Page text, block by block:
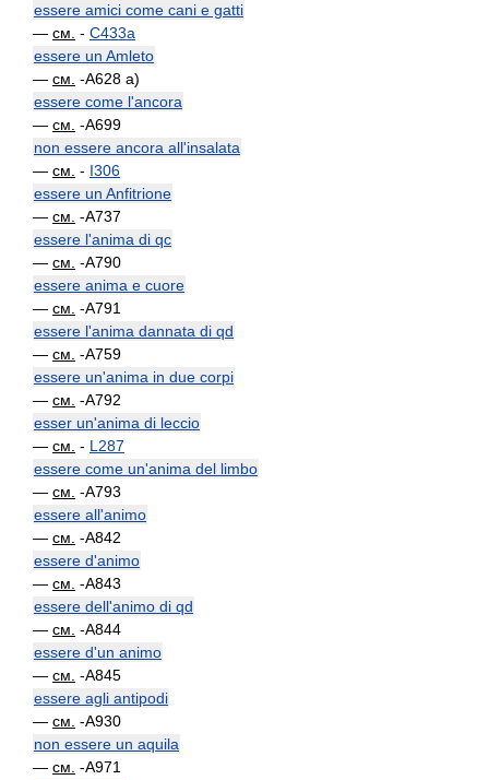
essere amici come cani e gatti
— см. - C433a
essere un Amleto
— см. -A628 a)
essere come l'ancora
— см. -A699
non essere ancora all'insalata
— см. - I306
essere un Anfitrione
— см. -A737
essere l'anima di qc
— см. -A790
essere anima e cuore
— см. -A791
essere l'anima dannata di qd
— см. -A759
essere un'anima in due corpi
— см. -A792
esser un'anima di leccio
— см. - L287
essere come un'anima del limbo
— см. -A793
essere all'animo
— см. -A842
essere d'animo
— см. -A843
essere dell'animo di qd
— см. -A844
essere d'un animo
— см. -A845
essere agli antipodi
— см. -A930
non essere un aquila
— см. -A971